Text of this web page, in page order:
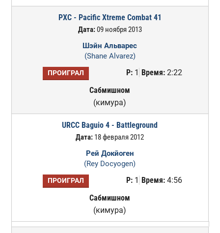
PXC - Pacific Xtreme Combat 41
Дата:09 ноября 2013
Шэйн Альварес
(Shane Alvarez)
ПРОИГРАЛ Р:1 Время:2:22
Сабмишном
(кимура)
URCC Baguio 4 - Battleground
Дата: 18 февраля 2012
Рей Докйоген
(Rey Docyogen)
ПРОИГРАЛ Р:1 Время:4:56
Сабмишном
(кимура)